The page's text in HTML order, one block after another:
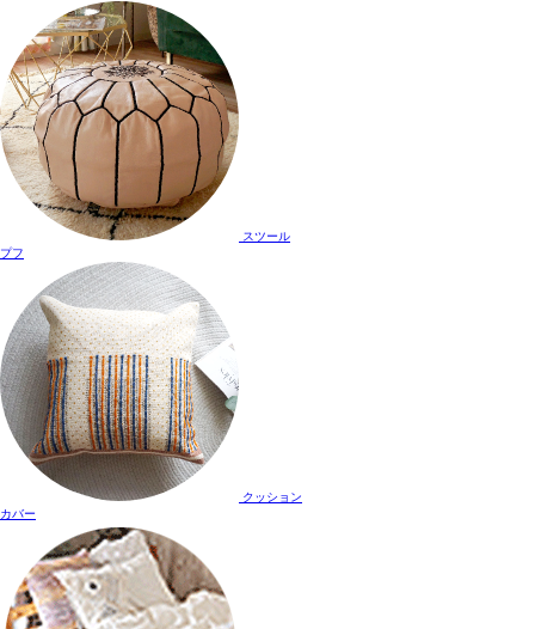
スツール
プフ
クッション
カバー